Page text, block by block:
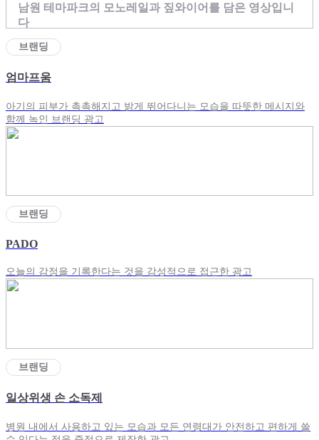
남원 테마파크의 모노레일과 짚와이어를 담은 영상입니
다
브랜딩
엄마프움
아기의 피부가 촉촉해지고 밝게 뛰어다니는 모습을 따뜻한 메시지와
함께 녹인 브랜딩 광고
브랜딩
PADO
오늘의 감정을 기록한다는 것을 감성적으로 접근한 광고
브랜딩
일상위생 손 소독제
병원 내에서 사용하고 있는 모습과 모든 연령대가 안전하고 편하게 쓸